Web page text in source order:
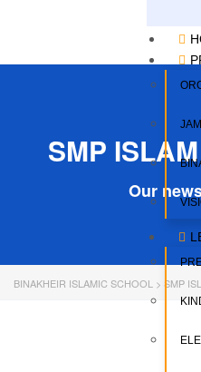
SMP
Our
BINAKHEIR ISLAMIC SCHOOL > SMP